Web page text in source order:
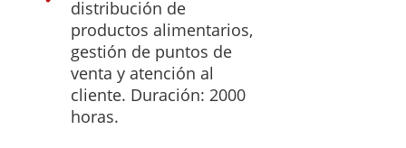
distribución de
productos alimentarios,
gestión de puntos de
venta y atención al
cliente. Duración: 2000
horas.